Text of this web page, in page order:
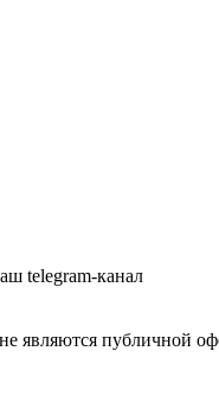
telegram-канал
являются публичной